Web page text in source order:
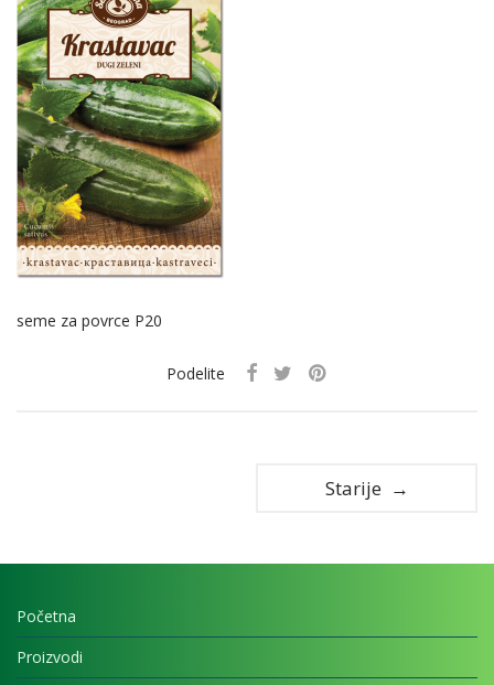
seme za povrce P20
Podelite
Starije →
Početna
Proizvodi